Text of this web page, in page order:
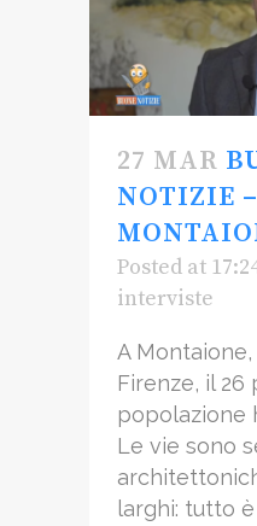
27 MAR
NOTIZIE
Posted at
interviste
A
Firenze, il
popolazione
Le vie sono
larghi: tutto